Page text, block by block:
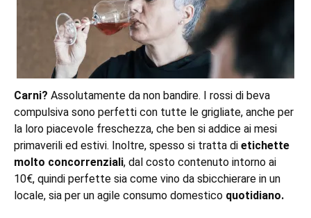
Carni? Assolutamente da non bandire. I rossi di beva
compulsiva sono perfetti con tutte le grigliate, anche per
la loro piacevole freschezza, che ben si addice ai mesi
primaverili ed estivi. Inoltre, spesso si tratta di etichette
molto concorrenziali, dal costo contenuto intorno ai
10€, quindi perfette sia come vino da sbicchierare in un
locale, sia per un agile consumo domestico quotidiano.